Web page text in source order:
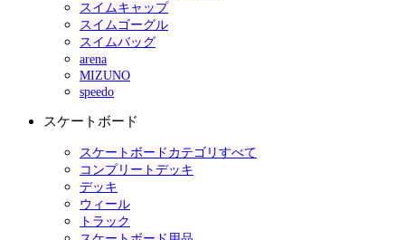
スイムキャップ
スイムゴーグル
スイムバッグ
arena
MIZUNO
speedo
スケートボード
スケートボードカテゴリすべて
コンプリートデッキ
デッキ
ウィール
トラック